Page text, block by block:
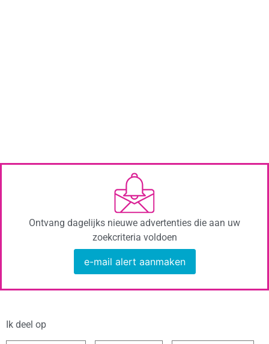
Ontvang dagelijks nieuwe advertenties die aan uw
zoekcriteria voldoen
e-mail alert aanmaken
Ik deel op